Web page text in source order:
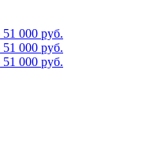
51 000 руб.
51 000 руб.
51 000 руб.